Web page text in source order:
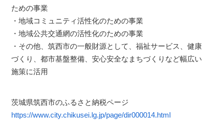
ための事業
・地域コミュニティ活性化のための事業
・地域公共交通網の活性化のための事業
・その他、筑西市の一般財源として、福祉サービス、健康
づくり、都市基盤整備、安心安全なまちづくりなど幅広い
施策に活用
茨城県筑西市のふるさと納税ページ
https://www.city.chikusei.lg.jp/page/dir000014.html